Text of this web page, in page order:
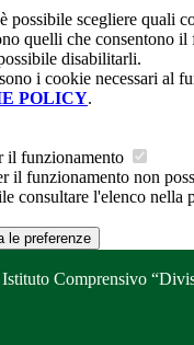
possibile scegliere quali
quelli che consentono
disabilitarli.
i cookie necessari al
POLICY.
il funzionamento
il funzionamento non
consultare l'elenco nella
le preferenze
Istituto Comprensivo